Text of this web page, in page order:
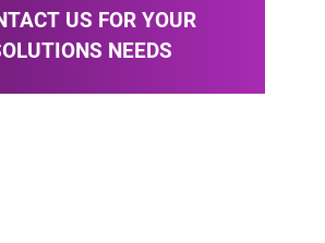
US FOR YOUR
NEEDS